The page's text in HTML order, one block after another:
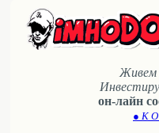
Живем
он-лайн
● К